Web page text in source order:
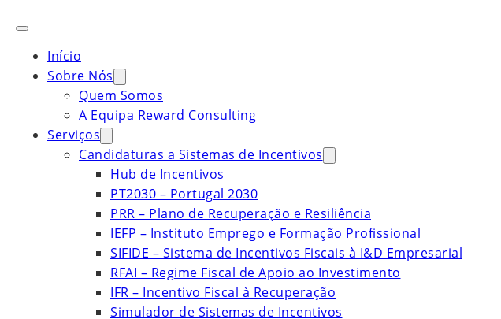
Início
Sobre Nós
Quem Somos
A Equipa Reward Consulting
Serviços
Candidaturas a Sistemas de Incentivos
Hub de Incentivos
PT2030 – Portugal 2030
PRR – Plano de Recuperação e Resiliência
IEFP – Instituto Emprego e Formação Profissional
SIFIDE – Sistema de Incentivos Fiscais à I&D Empresarial
RFAI – Regime Fiscal de Apoio ao Investimento
IFR – Incentivo Fiscal à Recuperação
Simulador de Sistemas de Incentivos